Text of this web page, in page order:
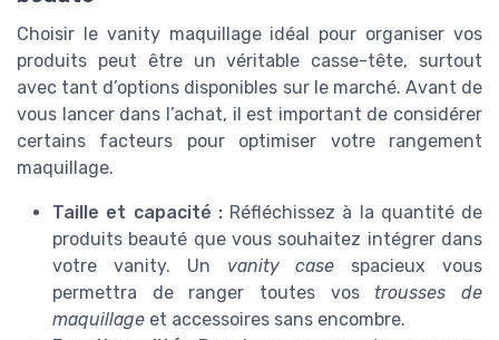
Choisir le vanity maquillage idéal pour organiser vos
produits peut être un véritable casse-tête, surtout
avec tant d’options disponibles sur le marché. Avant de
vous lancer dans l’achat, il est important de considérer
certains facteurs pour optimiser votre rangement
maquillage.
Taille et capacité :Réfléchissez à la quantité de
produits beauté que vous souhaitez intégrer dans
votre vanity. Un vanity case spacieux vous
permettra de ranger toutes vos trousses de
maquillage et accessoires sans encombre.